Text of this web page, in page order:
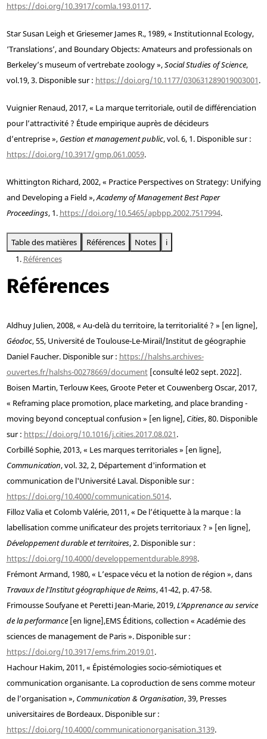
https://doi.org/10.3917/comla.193.0117.
StarSusan Leigh etGriesemerJames R., 1989, « Institutionnal Ecology,
‘Translations’, and Boundary Objects: Amateurs and professionals on
Berkeley’s museum of vertrebate zoology »,Social Studies of Science,
vol.19, 3. Disponible sur : https://doi.org/10.1177/030631289019003001.
VuignierRenaud, 2017, « La marque territoriale, outil de différenciation
pour l’attractivité ? Étude empirique auprès de décideurs
d’entreprise », Gestion et management public, vol. 6, 1. Disponible sur :
https://doi.org/10.3917/gmp.061.0059.
Whittington Richard, 2002, « Practice Perspectives on Strategy: Unifying
and Developing a Field »,Academy of Management Best Paper
Proceedings, 1. https://doi.org/10.5465/apbpp.2002.7517994.
Table des matières Références Notes
i
Références
Références
AldhuyJulien, 2008, « Au-delà du territoire, la territorialité ? » [en ligne],
Géodoc, 55, Université de Toulouse-Le-Mirail/Institut de géographie
Daniel Faucher. Disponible sur : https://halshs.archives-
ouvertes.fr/halshs-00278669/document[consulté le02 sept. 2022].
Boisen Martin,TerlouwKees,GrootePeter etCouwenberg Oscar, 2017,
« Reframing place promotion, place marketing, and place branding -
moving beyond conceptual confusion » [en ligne], Cities, 80. Disponible
sur : https://doi.org/10.1016/j.cities.2017.08.021.
CorbilléSophie, 2013, « Les marques territoriales » [en ligne],
Communication, vol. 32, 2, Département d'information et
communication de l'Université Laval. Disponible sur :
https://doi.org/10.4000/communication.5014.
FillozValia etColombValérie, 2011, « De l’étiquette à la marque : la
labellisation comme unificateur des projets territoriaux ? » [en ligne],
Développement durable et territoires, 2. Disponible sur :
https://doi.org/10.4000/developpementdurable.8998.
FrémontArmand, 1980, « L’espace vécu et la notion de région », dans
Travaux de l'Institut géographique de Reims, 41-42, p. 47-58.
FrimousseSoufyane et PerettiJean-Marie, 2019,L’Apprenance au service
de la performance[en ligne],EMS Éditions, collection « Académie des
sciences de management de Paris ». Disponible sur :
https://doi.org/10.3917/ems.frim.2019.01.
HachourHakim, 2011, « Épistémologies socio-sémiotiques et
communication organisante. La coproduction de sens comme moteur
de l’organisation », Communication & Organisation, 39, Presses
universitaires de Bordeaux. Disponible sur :
https://doi.org/10.4000/communicationorganisation.3139.